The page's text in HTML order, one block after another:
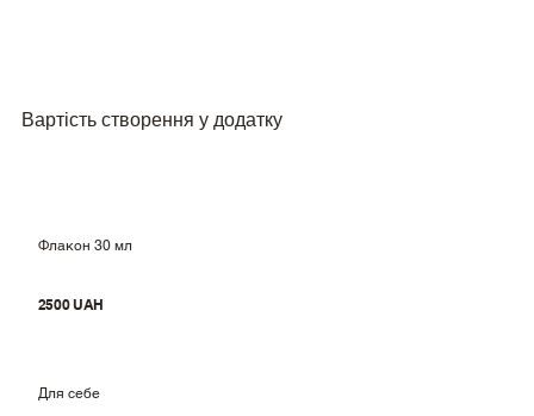
Вартість створення у додатку
Флакон 30 мл
2500 UAH
Для себе